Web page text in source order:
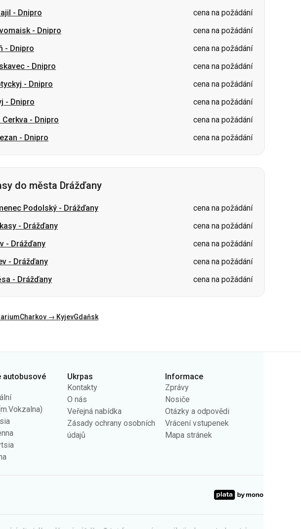
- Dnipro
cena na požádání
- Dnipro
cena na požádání
- Dnipro
cena na požádání
- Dnipro
cena na požádání
- Dnipro
cena na požádání
- Dnipro
cena na požádání
Cerkva - Dnipro
cena na požádání
- Dnipro cena na požádání
do města Drážďany
Podolský - Drážďany
cena na požádání
- Drážďany
cena na požádání
- Drážďany
cena na požádání
- Drážďany
cena na požádání
- Drážďany cena na požádání
Charkov → KyjevGdaňsk
autobusové
Ukrpas
Kontakty
O nás
Veřejná nabídka
Zásady ochrany osobních
údajů
Informace
Zprávy
Nosiče
Otázky a odpovědi
Vrácení vstupenek
Mapa stránek